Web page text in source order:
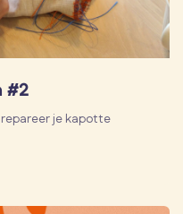
#2
je kapotte